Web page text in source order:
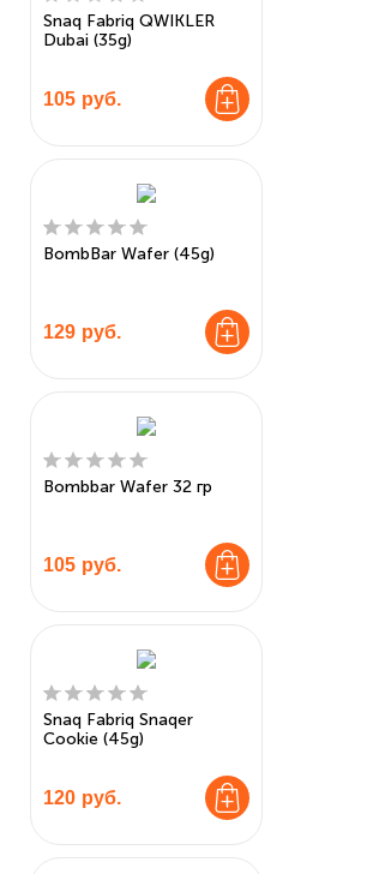
Snaq Fabriq QWIKLER
Dubai (35g)
105 руб.
BombBar Wafer (45g)
129 руб.
Bombbar Wafer 32 гр
105 руб.
Snaq Fabriq Snaqer
Cookie (45g)
120 руб.